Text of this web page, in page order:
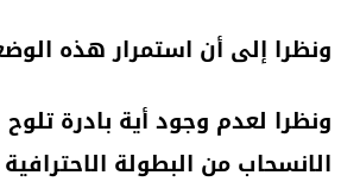
ونظرا إلى أن استمرار هذه
ونظرا لعدم وجود أية بادرة
الانسحاب من البطولة